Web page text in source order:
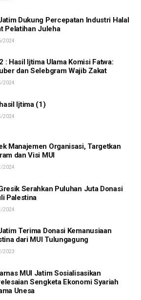
Dukung Percepatan Industri Halal
Pelatihan Juleha
2024
: Hasil Ijtima Ulama Komisi Fatwa:
dan Selebgram Wajib Zakat
2024
Ijtima (1)
2024
Manajemen Organisasi, Targetkan
dan Visi MUI
2024
Serahkan Puluhan Juta Donasi
Palestina
2024
Terima Donasi Kemanusiaan
dari MUI Tulungagung
2023
MUI Jatim Sosialisasikan
Sengketa Ekonomi Syariah
Unesa